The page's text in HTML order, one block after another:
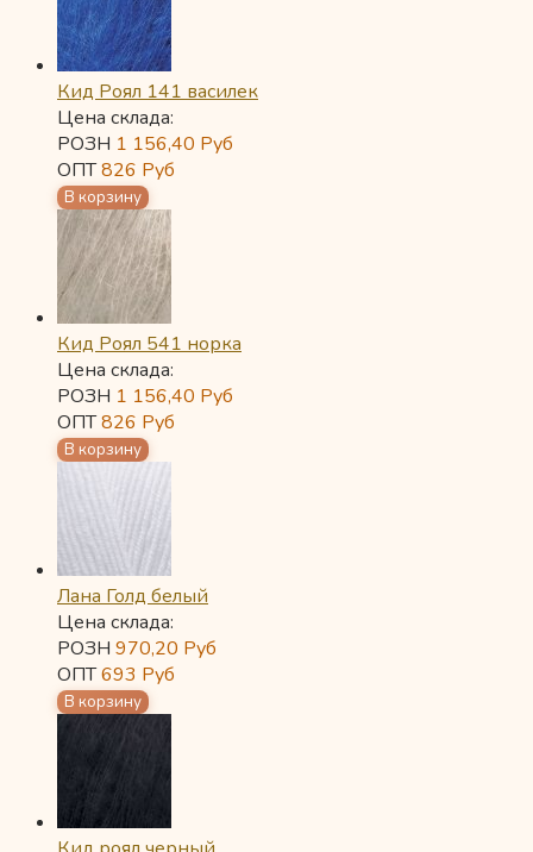
Кид Роял 141 василек
Цена склада:
РОЗН 1 156,40 Руб
ОПТ826 Руб
Кид Роял 541 норка
Цена склада:
РОЗН 1 156,40 Руб
ОПТ826 Руб
Лана Голд белый
Цена склада:
РОЗН 970,20 Руб
ОПТ693 Руб